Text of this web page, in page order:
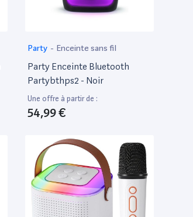
Party - Enceinte sans fil
Party Enceinte Bluetooth
Partybthps2 - Noir
Une offre à partir de :
54,99 €